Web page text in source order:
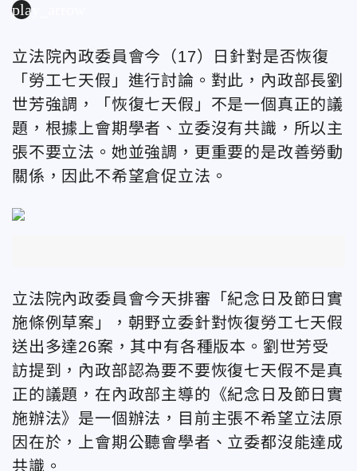
play_arrow
立法院內政委員會今（17）日針對是否恢復
「勞工七天假」進行討論。對此，內政部長劉
世芳強調，「恢復七天假」不是一個真正的議
題，根據上會期學者、立委沒有共識，所以主
張不要立法。她並強調，更重要的是改善勞動
關係，因此不希望倉促立法。
立法院內政委員會今天排審「紀念日及節日實
施條例草案」，朝野立委針對恢復勞工七天假
送出多達26案，其中有各種版本。劉世芳受
訪提到，內政部認為要不要恢復七天假不是真
正的議題，在內政部主導的《紀念日及節日實
施辦法》是一個辦法，目前主張不希望立法原
因在於，上會期公聽會學者、立委都沒能達成
共識。